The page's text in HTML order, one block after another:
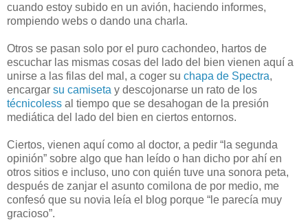
cuando estoy subido en un avión, haciendo informes,
rompiendo webs o dando una charla.
Otros se pasan solo por el puro cachondeo, hartos de
escuchar las mismas cosas del lado del bien vienen aquí a
unirse a las filas del mal, a coger su chapa de Spectra,
encargar su camiseta y descojonarse un rato de los
técnicoless al tiempo que se desahogan de la presión
mediática del lado del bien en ciertos entornos.
Ciertos, vienen aquí como al doctor, a pedir “la segunda
opinión” sobre algo que han leído o han dicho por ahí en
otros sitios e incluso, uno con quién tuve una sonora peta,
después de zanjar el asunto comilona de por medio, me
confesó que su novia leía el blog porque “le parecía muy
gracioso”.